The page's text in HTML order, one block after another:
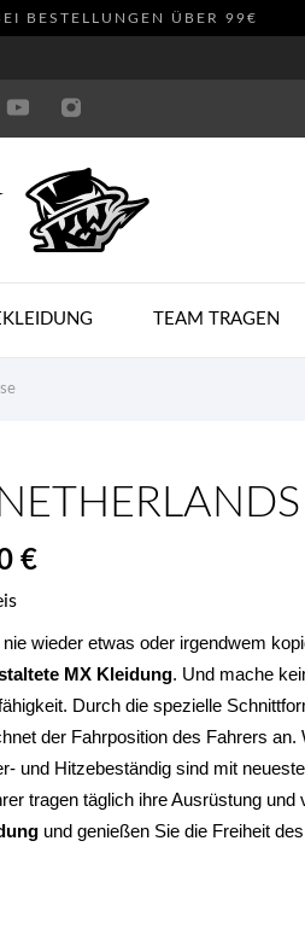
BESTELLUNGEN ÜBER 99€
TEAM TRAGEN
€
MX Kleidung. Und mache
Durch die spezielle
der Fahrposition des Fahrers
und Hitzebeständig sind mit
tragen täglich ihre Ausrüstung und
und genießen Sie die Freiheit